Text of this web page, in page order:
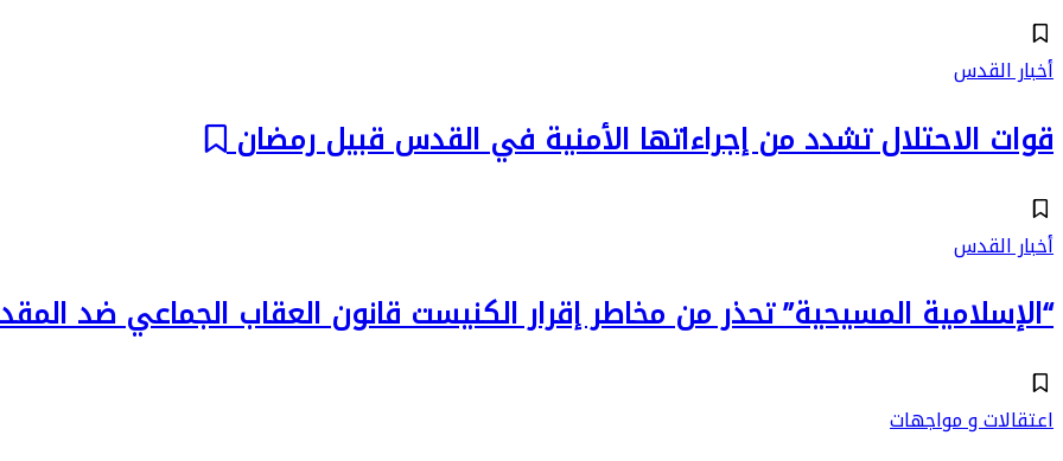
أخبار القدس
قوات الاحتلال تشدد من إجراءاتها الأمنية في القدس قبيل رمضان
أخبار القدس
“الإسلامية المسيحية” تحذر من مخاطر إقرار الكنيست قانون العقاب الجماعي ضد
اعتقالات و مواجهات